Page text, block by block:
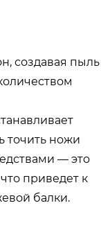
создавая пыль
точить ножи
— это
приведет к
балки.